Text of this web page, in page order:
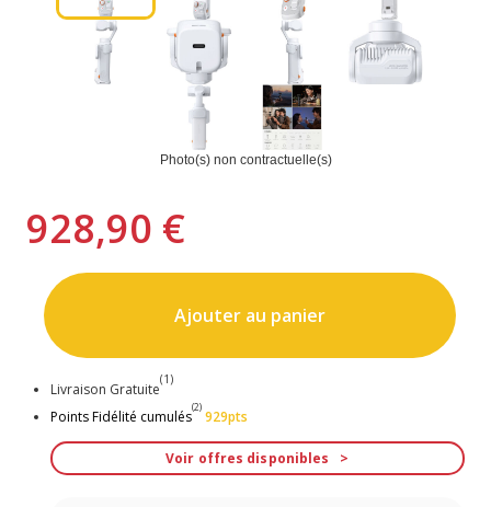
Photo(s) non contractuelle(s)
928,90 €
Ajouter au panier
Livraison Gratuite
(1)
Points Fidélité cumulés
(2)
929pts
Voir offres disponibles